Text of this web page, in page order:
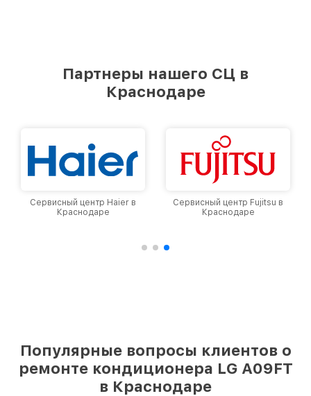
Партнеры нашего СЦ в
Краснодаре
Сервисный центр Haier в
Краснодаре
Сервисный центр Fujitsu в
Краснодаре
Популярные вопросы клиентов о
ремонте кондиционера LG A09FT
в Краснодаре